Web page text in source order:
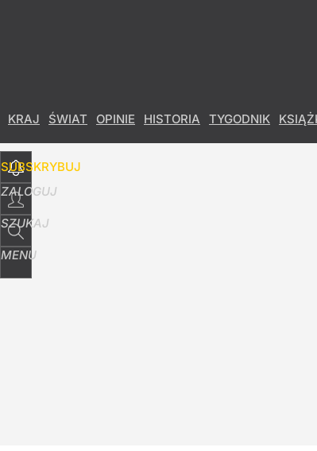
KRAJ ŚWIAT OPINIE HISTORIA TYGODNIK
SUBSKRYBUJ
ZALOGUJ
SZUKAJ
MENU